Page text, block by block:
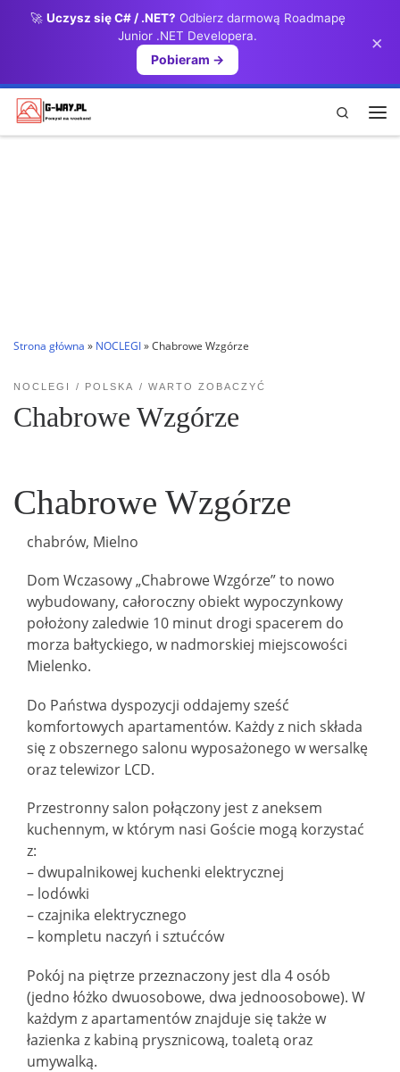
🚀 Uczysz się C# / .NET? Odbierz darmową Roadmapę
Junior .NET Developera.
Pobieram →
×
Przejdź do treści
Search
Strona główna » NOCLEGI»Chabrowe Wzgórze
NOCLEGI POLSKA WARTO ZOBACZYĆ
Chabrowe Wzgórze
Chabrowe Wzgórze
chabrów, Mielno
Dom Wczasowy „Chabrowe Wzgórze” to nowo
wybudowany, całoroczny obiekt wypoczynkowy
położony zaledwie 10 minut drogi spacerem do
morza bałtyckiego, w nadmorskiej miejscowości
Mielenko.
Do Państwa dyspozycji oddajemy sześć
komfortowych apartamentów. Każdy z nich składa
się z obszernego salonu wyposażonego w wersalkę
oraz telewizor LCD.
Przestronny salon połączony jest z aneksem
kuchennym, w którym nasi Goście mogą korzystać
z:
– dwupalnikowej kuchenki elektrycznej
– lodówki
– czajnika elektrycznego
– kompletu naczyń i sztućców
Pokój na piętrze przeznaczony jest dla 4 osób
(jedno łóżko dwuosobowe, dwa jednoosobowe). W
każdym z apartamentów znajduje się także w
łazienka z kabiną prysznicową, toaletą oraz
umywalką.